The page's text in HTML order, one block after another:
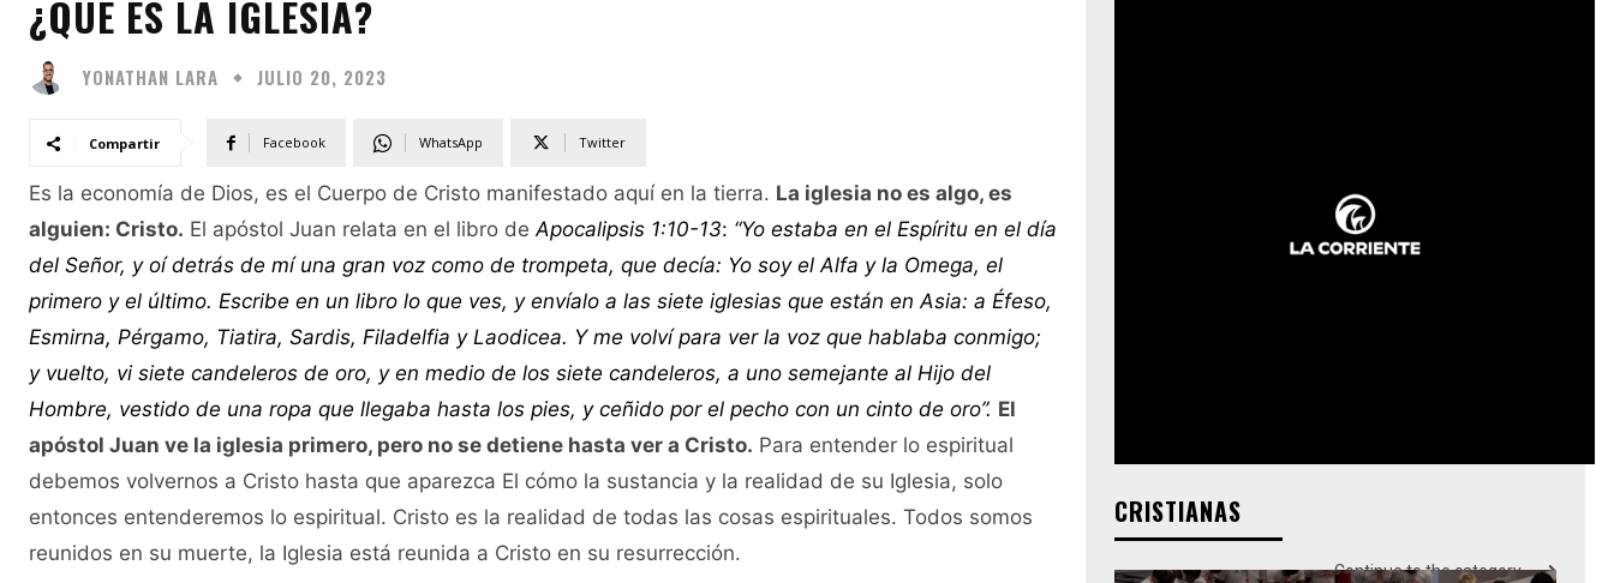
¿QUÉ ES LA IGLESIA?
YONATHAN LARA JULIO 20, 2023
Compartir Facebook Twitter
WhatsApp
Es la economía de Dios, es el Cuerpo de Cristo manifestado aquí en la tierra. La iglesia no es algo, es
alguien: Cristo. El apóstol Juan relata en el libro deApocalipsis 1:10-13: “Yo estaba en el Espíritu en el día
del Señor, y oí detrás de mí una gran voz como de trompeta, que decía: Yo soy el Alfa y la Omega, el
primero y el último. Escribe en un libro lo que ves, y envíalo a las siete iglesias que están en Asia: a Éfeso,
Esmirna, Pérgamo, Tiatira, Sardis, Filadelfia y Laodicea. Y me volví para ver la voz que hablaba conmigo;
y vuelto, vi siete candeleros de oro, y en medio de los siete candeleros, a uno semejante al Hijo del
Hombre, vestido de una ropa que llegaba hasta los pies, y ceñido por el pecho con un cinto de oro”. El
apóstol Juan ve la iglesia primero, pero no se detiene hasta ver a Cristo. Para entender lo espiritual
debemos volvernos a Cristo hasta que aparezca El cómo la sustancia y la realidad de su Iglesia, solo
entonces entenderemos lo espiritual. Cristo es la realidad de todas las cosas espirituales. Todos somos
reunidos en su muerte, la Iglesia está reunida a Cristo en su resurrección.
CRISTIANAS
Continue to the category